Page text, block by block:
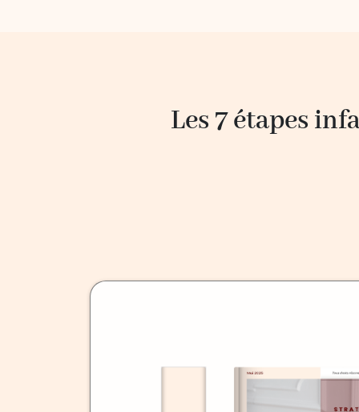
Les 7 étapes